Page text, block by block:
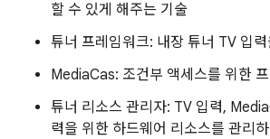
할 수 있게 해주는 기술
튜너 프레임워크: 내장 튜너 TV 입
MediaCas: 조건부 액세스를 위한
튜너 리소스 관리자: TV 입력,
력을 위한 하드웨어 리소스를 관리